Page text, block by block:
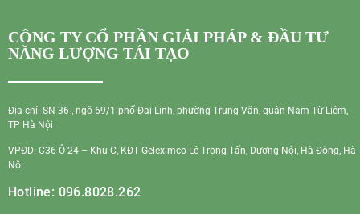
CÔNG TY CỔ PHẦN GIẢI PHÁP & ĐẦU TƯ
NĂNG LƯỢNG TÁI TẠO
Địa chỉ: SN 36 , ngõ 69/1 phố Đại Linh, phường Trung Văn, quận Nam Từ Liêm,
TP Hà Nội
VPĐD: C36 Ô 24 – Khu C, KĐT Geleximco Lê Trọng Tấn, Dương Nội, Hà Đông, Hà
Nội
Hotline: 096.8028.262